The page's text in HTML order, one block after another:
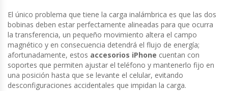
El único problema que tiene la carga inalámbrica es que las dos
bobinas deben estar perfectamente alineadas para que ocurra
la transferencia, un pequeño movimiento altera el campo
magnético y en consecuencia detendrá el flujo de energía;
afortunadamente, estos accesorios iPhone cuentan con
soportes que permiten ajustar el teléfono y mantenerlo fijo en
una posición hasta que se levante el celular, evitando
desconfiguraciones accidentales que impidan la carga.